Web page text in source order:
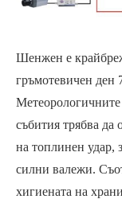
Шенжен е
гръмотевичен ден
събития трябва да
на топлинен удар,
силни валежи.
хигиената на